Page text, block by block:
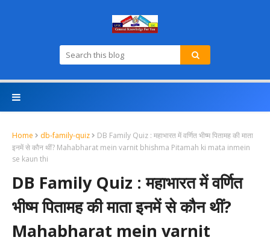
Home db-family-quiz
DB Family Quiz : महाभारत में वर्णित भीष्म पितामह की माता
इनमें से कौन थीं? Mahabharat mein varnit bhishma Pitamah ki mata inmein
se kaun thi
DB Family Quiz : महाभारत में वर्णित
भीष्म पितामह की माता इनमें से कौन थीं?
Mahabharat mein varnit